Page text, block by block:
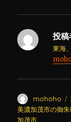
投稿
東海
投
稿
者
mohoho
美濃加茂市の御朱
加茂市